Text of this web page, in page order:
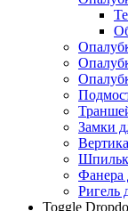
Замки
Фанера
Ригель
Toggle